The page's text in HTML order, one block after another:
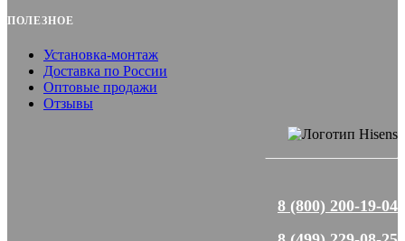
ПОЛЕЗНОЕ
Установка-монтаж
Доставка по России
Оптовые продажи
Отзывы
8 (800) 200-19-04